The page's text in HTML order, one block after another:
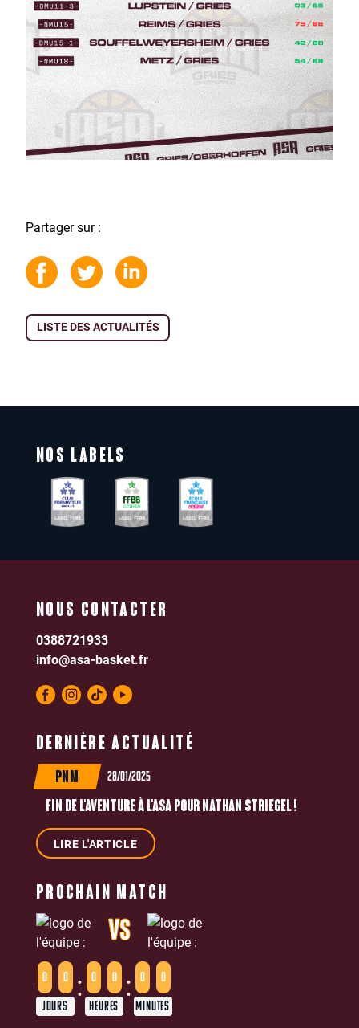
Partager sur :
LISTE DES ACTUALITÉS
NOS LABELS
DERNIÈRE ACTUALITÉ
PNM 28/01/2025
FIN DE L'AVENTURE À L'ASA POUR NATHAN STRIEGEL !
LIRE L'ARTICLE
NOUS CONTACTER
0388721933
info@asa-basket.fr
PROCHAIN MATCH
0 0
JOURS
: 0 0
HEURES
: 0 0
MINUTES
VS